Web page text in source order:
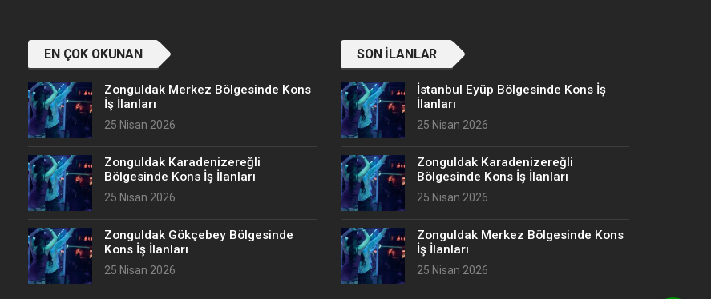
EN ÇOK OKUNAN
Zonguldak Merkez Bölgesinde Kons
İş İlanları
25 Nisan 2026
Zonguldak Karadenizereğli
Bölgesinde Kons İş İlanları
25 Nisan 2026
Zonguldak Gökçebey Bölgesinde
Kons İş İlanları
25 Nisan 2026
SON İLANLAR
İstanbul Eyüp Bölgesinde Kons İş
İlanları
25 Nisan 2026
Zonguldak Karadenizereğli
Bölgesinde Kons İş İlanları
25 Nisan 2026
Zonguldak Merkez Bölgesinde Kons
İş İlanları
25 Nisan 2026